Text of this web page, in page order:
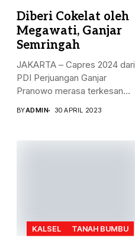
Diberi Cokelat oleh
Megawati, Ganjar
Semringah
JAKARTA – Capres 2024 dari
PDI Perjuangan Ganjar
Pranowo merasa terkesan
BYADMIN 30 APRIL 2023
KALSEL TANAH BUMBU